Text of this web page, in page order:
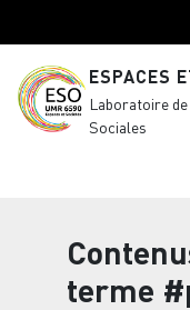
ESPACES
Laboratoire
Sociales
terme